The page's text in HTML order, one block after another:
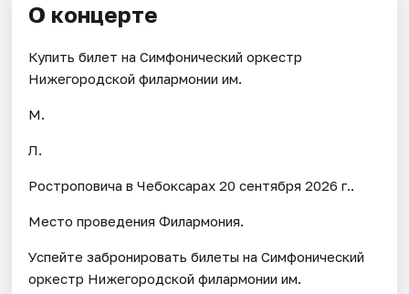
О концерте
Купить билет на Симфонический оркестр
Нижегородской филармонии им.
М.
Л.
Ростроповича в Чебоксарах 20 сентября 2026 г..
Место проведения Филармония.
Успейте забронировать билеты на Симфонический
оркестр Нижегородской филармонии им.